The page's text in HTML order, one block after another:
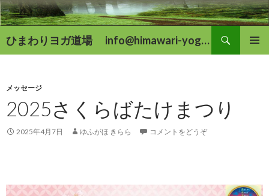
ひまわりヨガ道場 info@himawari-yoga.com
索
ン
ツ
へ
移
メッセージ
2025さくらばたけまつり
2025年4月7日 ゆふがほ きらら コメントをどうぞ